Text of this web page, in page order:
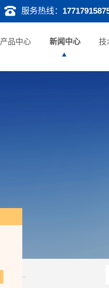
服务热线：
产品中心 新闻中心 技
IEC61340-5-